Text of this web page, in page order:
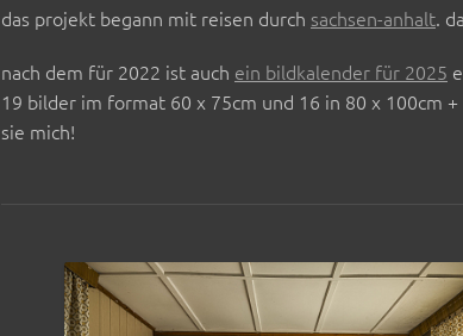
das projekt begann mit reisen durch sachsen-anhalt.
nach dem für 2022 ist auch ein bildkalender für 2025
19 bilder im format 60 x 75cm und 16 in 80 x
sie mich!